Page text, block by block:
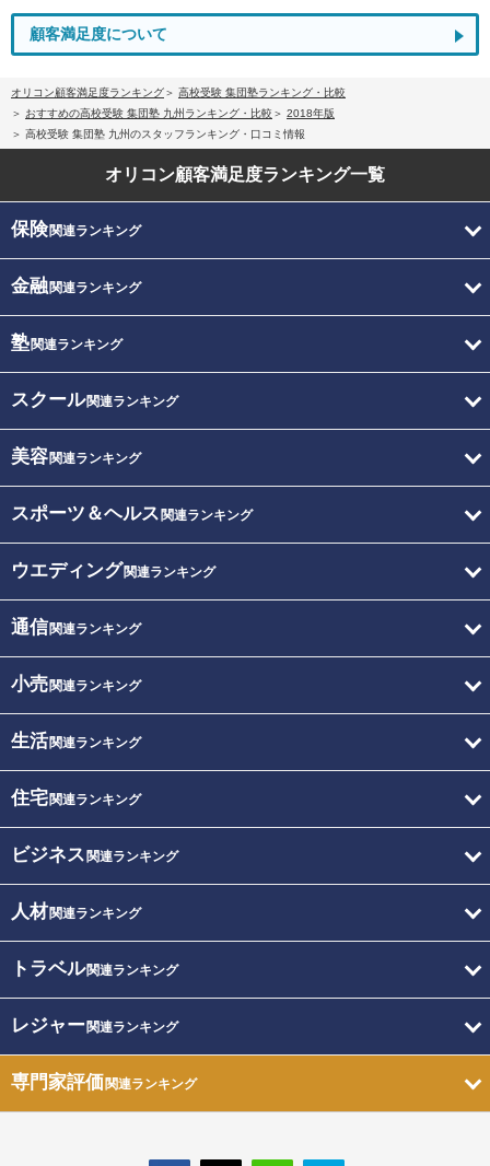
顧客満足度について
オリコン顧客満足度ランキング
高校受験 集団塾ランキング・比較
おすすめの高校受験 集団塾 九州ランキング・比較
2018年版
高校受験 集団塾 九州のスタッフランキング・口コミ情報
オリコン顧客満足度ランキング一覧
保険関連ランキング
金融関連ランキング
塾関連ランキング
スクール関連ランキング
美容関連ランキング
スポーツ＆ヘルス 関連ランキング
ウエディング関連ランキング
通信関連ランキング
小売関連ランキング
生活関連ランキング
住宅関連ランキング
ビジネス 関連ランキング
人材関連ランキング
トラベル関連ランキング
レジャー関連ランキング
専門家評価関連ランキング